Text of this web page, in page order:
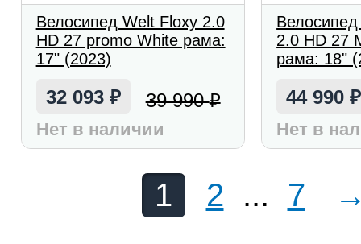
Велосипед Welt Floxy 2.0
HD 27 promo White рама:
17" (2023)
32 093 ₽ 39 990₽
Нет в наличии
2.0 HD 27
рама: 18"
44 990₽
Нет в
1 2 ... 7